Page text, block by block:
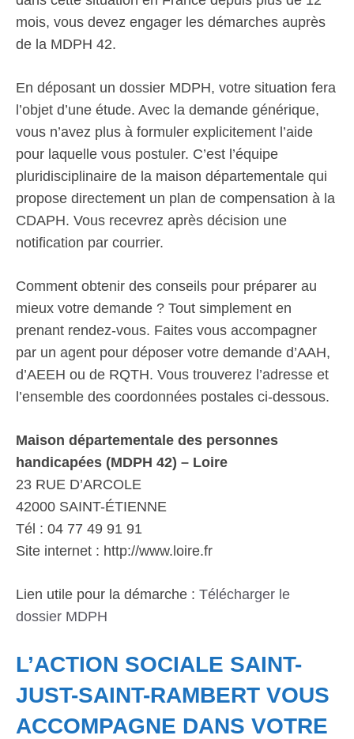
mois, vous devez engager les démarches auprès
de la MDPH 42.
En déposant un dossier MDPH, votre situation fera
l’objet d’une étude. Avec la demande générique,
vous n’avez plus à formuler explicitement l’aide
pour laquelle vous postuler. C’est l’équipe
pluridisciplinaire de la maison départementale qui
propose directement un plan de compensation à la
CDAPH. Vous recevrez après décision une
notification par courrier.
Comment obtenir des conseils pour préparer au
mieux votre demande ? Tout simplement en
prenant rendez-vous. Faites vous accompagner
par un agent pour déposer votre demande d’AAH,
d’AEEH ou de RQTH. Vous trouverez l’adresse et
l’ensemble des coordonnées postales ci-dessous.
Maison départementale des personnes
handicapées (MDPH 42) – Loire
23 RUE D’ARCOLE
42000 SAINT-ÉTIENNE
Tél : 04 77 49 91 91
Site internet : http://www.loire.fr
Lien utile pour la démarche : Télécharger le
dossier MDPH
L’ACTION SOCIALE SAINT-
JUST-SAINT-RAMBERT VOUS
ACCOMPAGNE DANS VOTRE